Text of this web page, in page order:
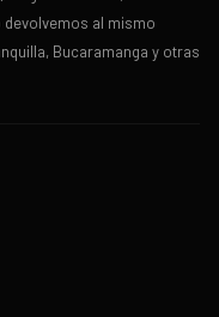
al mismo
Bucaramanga y otras